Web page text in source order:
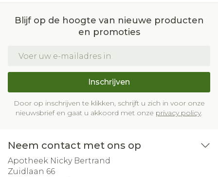
Blijf op de hoogte van nieuwe producten
en promoties
Inschrijven
Door op inschrijven te klikken, schrijft u zich in voor onze
nieuwsbrief en gaat u akkoord met onze privacy policy.
Neem contact met ons op
Apotheek Nicky Bertrand
Zuidlaan 66